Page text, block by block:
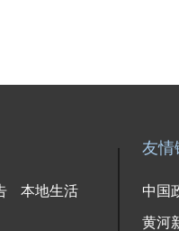
本地生活
友情
中国
黄河